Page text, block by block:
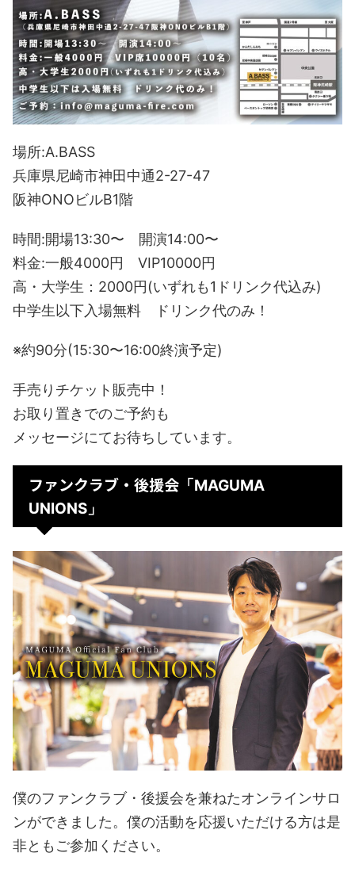
場所:A.BASS
兵庫県尼崎市神田中通2-27-47
阪神ONOビルB1階
時間:開場13:30〜 開演14:00〜
料金:一般4000円 VIP10000円
高・大学生：2000円(いずれも1ドリンク代込み)
中学生以下入場無料 ドリンク代のみ！
※約90分(15:30〜16:00終演予定)
手売りチケット販売中！
お取り置きでのご予約も
メッセージにてお待ちしています。
ファンクラブ・後援会 「MAGUMA
UNIONS」
僕のファンクラブ・後援会を兼ねたオンラインサロ
ンができました。僕の活動を応援いただける方は是
非ともご参加ください。